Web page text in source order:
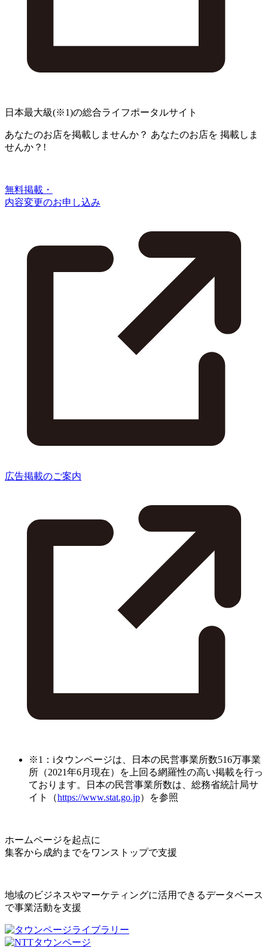
日本最大級(※1)の総合ライフポータルサイト
あなたのお店を掲載しませんか？ あなたのお店を 掲載しま
せんか？!
無料掲載・
内容変更のお申し込み
広告掲載のご案内
※1：iタウンページは、日本の民営事業所数516万事業
所（2021年6月現在）を上回る網羅性の高い掲載を行っ
ております。日本の民営事業所数は、総務省統計局サ
イト（https://www.stat.go.jp）を参照
ホームページを起点に
集客から成約までをワンストップで支援
地域のビジネスやマーケティングに活用できるデータベース
で事業活動を支援